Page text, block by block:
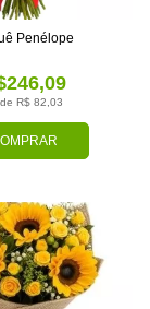
R$ 82,03
Penélope